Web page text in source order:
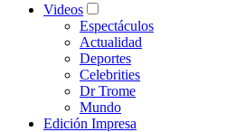
Videos
Espectáculos
Actualidad
Deportes
Celebrities
Dr Trome
Mundo
Edición Impresa